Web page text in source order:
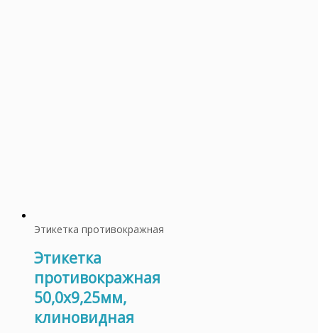
Этикетка противокражная
Этикетка
противокражная
50,0х9,25мм,
клиновидная